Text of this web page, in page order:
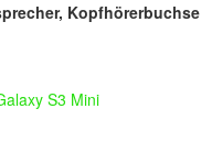
S3 Mini